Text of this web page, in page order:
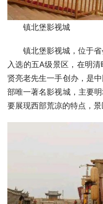
镇北堡影视城
镇北堡影视城，位于
入选的五A级景区，在明
贤亮老先生一手创办，是
部唯一著名影视城，主要
要展现西部荒凉的特点，